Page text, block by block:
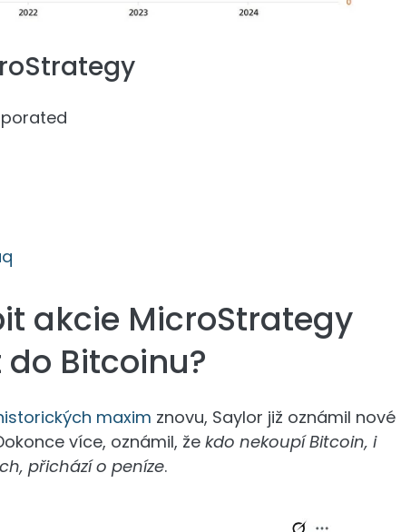
akcie MicroStrategy
Bitcoinu?
maxim znovu, Saylor již oznámil nové
více, oznámil, že kdo nekoupí Bitcoin, i
přichází o peníze.